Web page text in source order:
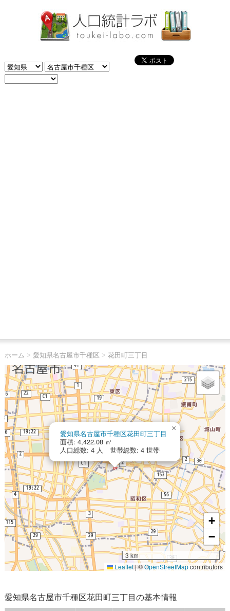
ホーム > 愛知県名古屋市千種区 > 花田町三丁目
愛知県名古屋市千種区花田町三丁目
面積: 4,422.08 ㎡
人口総数: 4 人 世帯総数: 4 世帯
×
+
−
3 km
Leaflet|©OpenStreetMapcontributors
愛知県名古屋市千種区花田町三丁目の基本情報